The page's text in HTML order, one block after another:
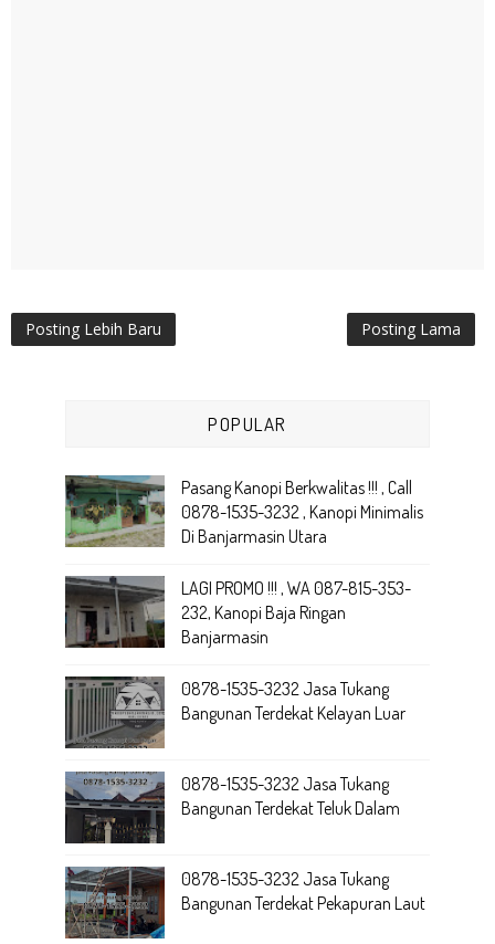
Posting Lebih Baru Posting Lama
POPULAR
Pasang Kanopi Berkwalitas !!! , Call
0878-1535-3232 , Kanopi Minimalis
Di Banjarmasin Utara
LAGI PROMO !!! , WA 087-815-353-
232, Kanopi Baja Ringan
Banjarmasin
0878-1535-3232 Jasa Tukang
Bangunan Terdekat Kelayan Luar
0878-1535-3232 Jasa Tukang
Bangunan Terdekat Teluk Dalam
0878-1535-3232 Jasa Tukang
Bangunan Terdekat Pekapuran Laut